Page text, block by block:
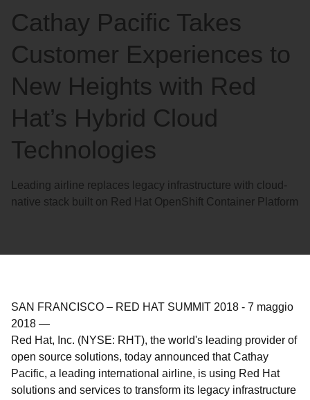
Cathay Pacific Takes
Customer Experiences to
New Heights with Red
Hat’s Hybrid Cloud
Technologies
Leading airline replaces legacy infrastructure with cloud-
native stack built on Red Hat OpenShift Container Platform
SAN FRANCISCO – RED HAT SUMMIT 2018 - 7 maggio
2018 —
Red Hat, Inc. (NYSE: RHT), the world's leading provider of
open source solutions, today announced that Cathay
Pacific, a leading international airline, is using Red Hat
solutions and services to transform its legacy infrastructure